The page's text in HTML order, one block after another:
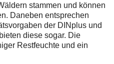
stammen und können
Daneben entsprechen
der DINplus und
diese sogar. Die
Restfeuchte und ein